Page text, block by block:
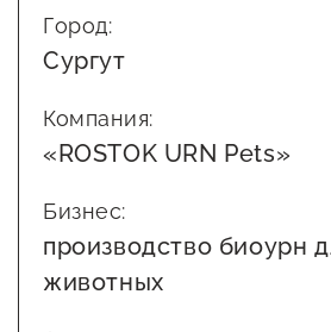
Иностранным гражданам
Общая информация
Органы управления и
Город:
Сургут
Компания:
«ROSTOK URN Pets»
Бизнес:
производство биоурн
животных